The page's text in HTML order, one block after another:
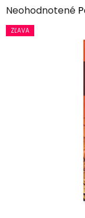
Priemerné
hodnotenie
Neohodnotené
ZĽAVA